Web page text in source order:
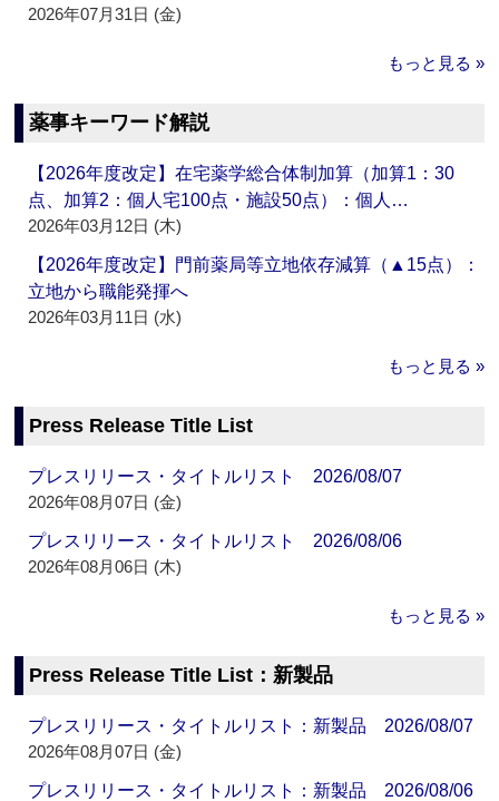
2026年07月31日 (金)
もっと見る »
薬事キーワード解説
【2026年度改定】在宅薬学総合体制加算（加算1：30
点、加算2：個人宅100点・施設50点）：個人…
2026年03月12日 (木)
【2026年度改定】門前薬局等立地依存減算（▲15点）：
立地から職能発揮へ
2026年03月11日 (水)
もっと見る »
Press Release Title List
プレスリリース・タイトルリスト 2026/08/07
2026年08月07日 (金)
プレスリリース・タイトルリスト 2026/08/06
2026年08月06日 (木)
もっと見る »
Press Release Title List：新製品
プレスリリース・タイトルリスト：新製品 2026/08/07
2026年08月07日 (金)
プレスリリース・タイトルリスト：新製品 2026/08/06